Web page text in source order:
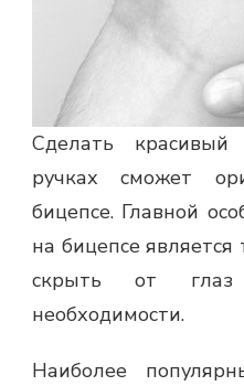
Сделать
ручках сможет
бицепсе. Главной
на бицепсе
скрыть от
необходимости.
Наиболее